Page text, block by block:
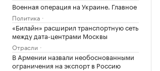
Военная операция на Украине. Главное
Политика
«Билайн» расширил транспортную сеть
между дата-центрами Москвы
Отрасли
В Армении назвали необоснованными
ограничения на экспорт в Россию